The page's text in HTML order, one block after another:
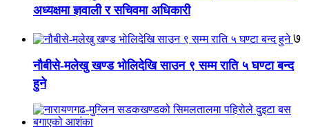
अध्यक्षमा ज्ञवाली र सचिवमा अधिकारी
७
नौबीसे-मलेखु खण्ड भोलिदेखि साउन ९ सम्म राति ५ घण्टा बन्द
हुने